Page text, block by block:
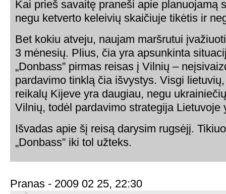
Kai prieš savaitę praneši apie planuojamą
negu ketverto keleivių skaičiuje tikėtis ir
Bet kokiu atveju, naujam maršrutui
3 mėnesių. Plius, čia yra apsunkinta
„Donbass” pirmas reisas į Vilnių –
pardavimo tinklą čia išvystys. Visgi
reikalų Kijeve yra daugiau, negu
Vilnių, todėl pardavimo strategija Lietuvoje
Išvadas apie šį reisą darysim rugsėjį.
„Donbass” iki tol užteks.
Pranas - 2009 02 25, 22:30